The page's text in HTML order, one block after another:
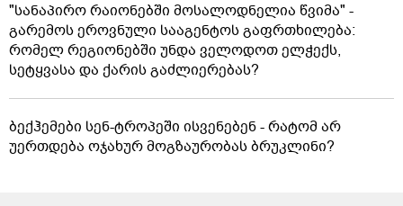
"სანაპირო რაიონებში მოსალოდნელია წვიმა" -
გარემოს ეროვნული სააგენტოს გაფრთხილება:
რომელ რეგიონებში უნდა ველოდოთ ელჭექს,
სეტყვასა და ქარის გაძლიერებას?
ბექჰემები სენ-ტროპეში ისვენებენ - რატომ არ
უერთდება ოჯახურ მოგზაურობას ბრუკლინი?